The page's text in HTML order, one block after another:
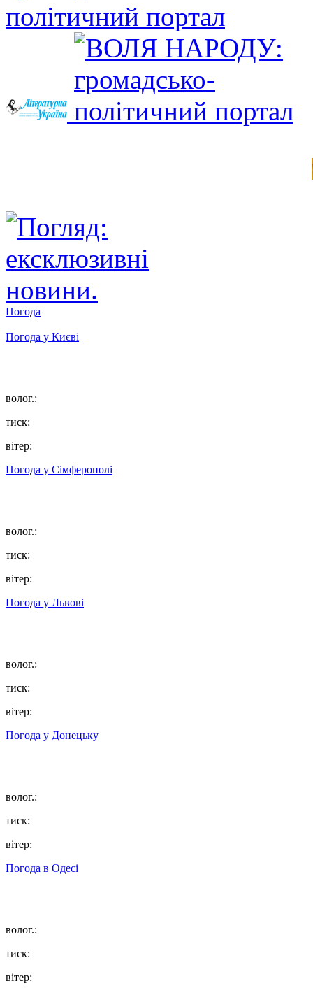
Погода
Погода у Києві
волог.:
тиск:
вітер:
Погода у Сімферополі
волог.:
тиск:
вітер:
Погода у Львові
волог.:
тиск:
вітер:
Погода у Донецьку
волог.:
тиск:
вітер:
Погода в Одесі
волог.:
тиск:
вітер: